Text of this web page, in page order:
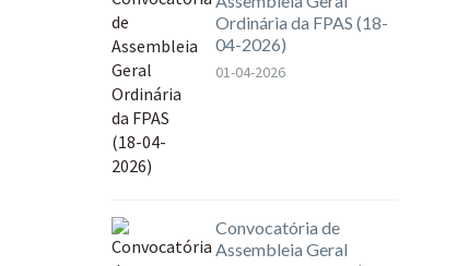
Ordinária da FPAS (18-
04-2026)
01-04-2026
Convocatória de
Assembleia Geral